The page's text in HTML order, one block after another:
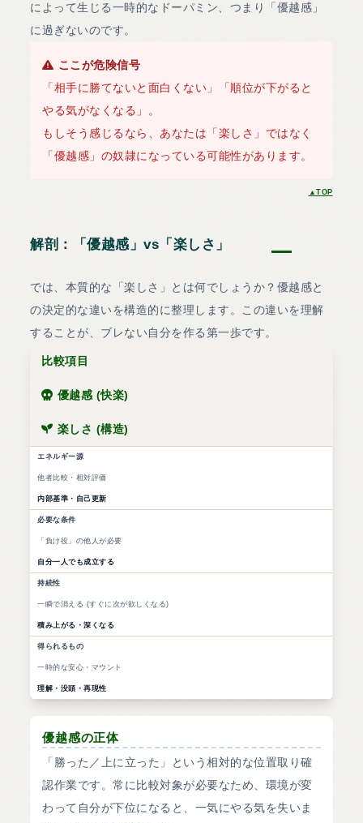
によって生じる一時的なドーパミン、つまり「優越感」
に過ぎないのです。
ここが危険信号
「相手に勝てないと面白くない」「順位が下がると
やる気がなくなる」。
もしそう感じるなら、あなたは「楽しさ」ではなく
「優越感」の奴隷になっている可能性があります。
▲TOP
解剖：「優越感」vs「楽しさ」
では、本質的な「楽しさ」とは何でしょうか？優越感と
の決定的な違いを構造的に整理します。この違いを理解
することが、ブレない自分を作る第一歩です。
比較項目
優越感 (快楽)
楽しさ (構造)
エネルギー源
他者比較・相対評価
内部基準・自己更新
必要な条件
「負け役」の他人が必要
自分一人でも成立する
持続性
一瞬で消える (すぐに次が欲しくなる)
積み上がる・深くなる
得られるもの
一時的な安心・マウント
理解・没頭・再現性
優越感の正体
「勝った／上に立った」という相対的な位置取り確
認作業です。常に比較対象が必要なため、環境が変
わって自分が下位になると、一気にやる気を失いま